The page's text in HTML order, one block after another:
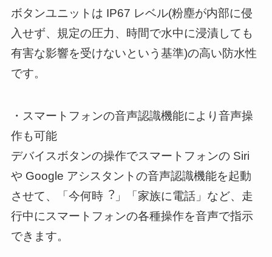
ボタンユニットは IP67 レベル(粉塵が内部に侵
入せず、規定の圧力、時間で水中に浸漬しても
有害な影響を受けないという基準)の高い防水性
です。
・スマートフォンの音声認識機能により音声操
作も可能
デバイスボタンの操作でスマートフォンの Siri
や Google アシスタントの音声認識機能を起動
させて、「今何時︖」「家族に電話」など、走
行中にスマートフォンの各種操作を音声で指示
できます。